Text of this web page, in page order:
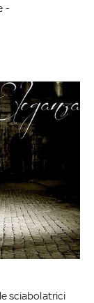
-
sciabolatrici